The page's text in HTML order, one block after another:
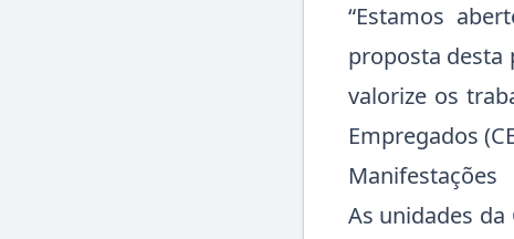
“Estamos
proposta desta
valorize os
Empregados
Manifestações
As unidades